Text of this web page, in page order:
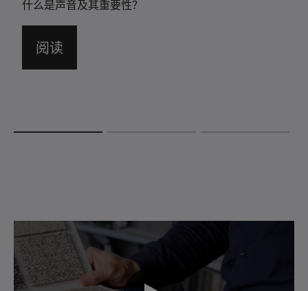
什么是声音及其重要性？
阅读